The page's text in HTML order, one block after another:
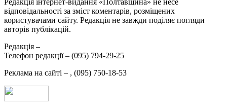
Редакція інтернет-видання «Полтавщина» не несе
відповідальності за зміст коментарів, розміщених
користувачами сайту. Редакція не завжди поділяє погляди
авторів публікацій.
Редакція –
Телефон редакції – (095) 794-29-25
Реклама на сайті – , (095) 750-18-53